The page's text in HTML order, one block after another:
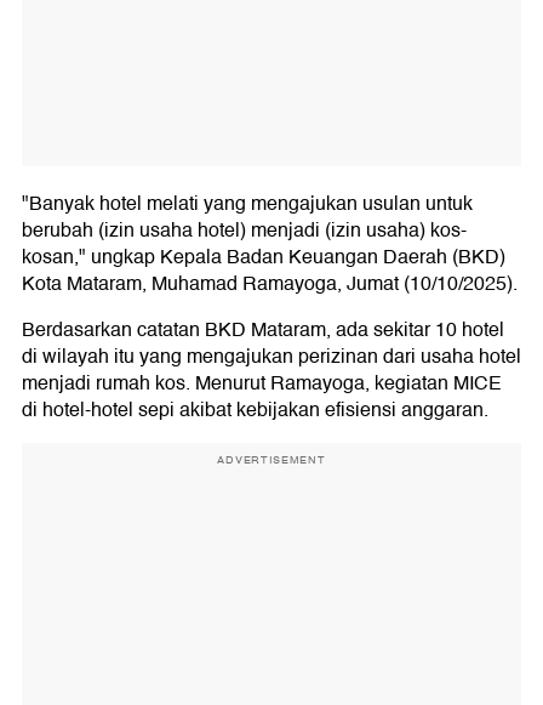
"Banyak hotel melati yang mengajukan usulan untuk
berubah (izin usaha hotel) menjadi (izin usaha) kos-
kosan," ungkap Kepala Badan Keuangan Daerah (BKD)
Kota Mataram, Muhamad Ramayoga, Jumat (10/10/2025).
Berdasarkan catatan BKD Mataram, ada sekitar 10 hotel
di wilayah itu yang mengajukan perizinan dari usaha hotel
menjadi rumah kos. Menurut Ramayoga, kegiatan MICE
di hotel-hotel sepi akibat kebijakan efisiensi anggaran.
ADVERTISEMENT